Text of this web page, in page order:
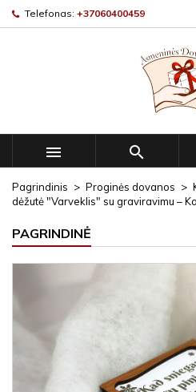
Telefonas: +37060400459
 
Pagrindinis Proginės dovanos
dėžutė "Varveklis" su graviravimu –
PAGRINDINĖ